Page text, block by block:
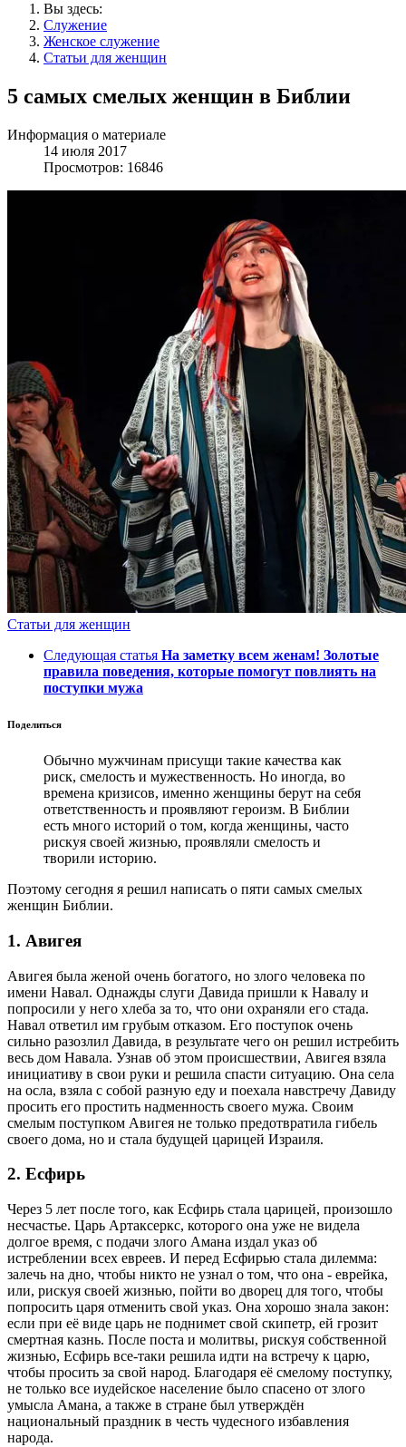
Вы здесь:
Служение
Женское служение
Статьи для женщин
5 самых смелых женщин в Библии
Информация о материале
14 июля 2017
Просмотров: 16846
Статьи для женщин
Следующая статья На заметку всем женам! Золотые
правила поведения, которые помогут повлиять на
поступки мужа
Поделиться
Обычно мужчинам присущи такие качества как
риск, смелость и мужественность. Но иногда, во
времена кризисов, именно женщины берут на себя
ответственность и проявляют героизм. В Библии
есть много историй о том, когда женщины, часто
рискуя своей жизнью, проявляли смелость и
творили историю.
Поэтому сегодня я решил написать о пяти самых смелых
женщин Библии.
1. Авигея
Авигея была женой очень богатого, но злого человека по
имени Навал. Однажды слуги Давида пришли к Навалу и
попросили у него хлеба за то, что они охраняли его стада.
Навал ответил им грубым отказом. Его поступок очень
сильно разозлил Давида, в результате чего он решил истребить
весь дом Навала. Узнав об этом происшествии, Авигея взяла
инициативу в свои руки и решила спасти ситуацию. Она села
на осла, взяла с собой разную еду и поехала навстречу Давиду
просить его простить надменность своего мужа. Своим
смелым поступком Авигея не только предотвратила гибель
своего дома, но и стала будущей царицей Израиля.
2. Есфирь
Через 5 лет после того, как Есфирь стала царицей, произошло
несчастье. Царь Артаксеркс, которого она уже не видела
долгое время, с подачи злого Амана издал указ об
истреблении всех евреев. И перед Есфирью стала дилемма:
залечь на дно, чтобы никто не узнал о том, что она - еврейка,
или, рискуя своей жизнью, пойти во дворец для того, чтобы
попросить царя отменить свой указ. Она хорошо знала закон:
если при её виде царь не поднимет свой скипетр, ей грозит
смертная казнь. После поста и молитвы, рискуя собственной
жизнью, Есфирь все-таки решила идти на встречу к царю,
чтобы просить за свой народ. Благодаря её смелому поступку,
не только все иудейское население было спасено от злого
умысла Амана, а также в стране был утверждён
национальный праздник в честь чудесного избавления
народа.